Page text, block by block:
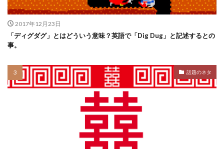
2017年12月23日
「ディグダグ」とはどういう意味？英語で「Dig Dug」と記述するとの
事。
話題のネタ